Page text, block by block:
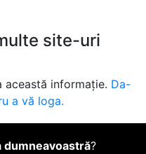
site-uri
această informație. Da-
a vă loga.
dumneavoastră?